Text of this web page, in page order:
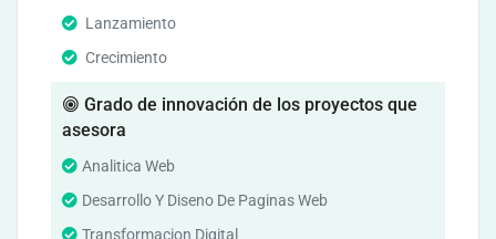
Lanzamiento
Crecimiento
Grado de innovación de los proyectos que
asesora
Analitica Web
Desarrollo Y Diseno De Paginas Web
Transformacion Digital